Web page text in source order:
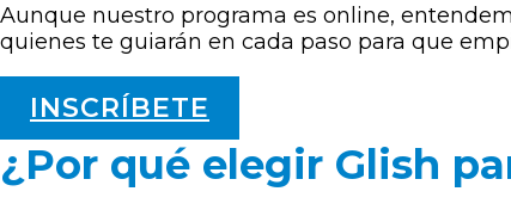
Aunque nuestro programa es online,
quienes te guiarán en cada paso para que
INSCRÍBETE
¿Por qué elegir Glish